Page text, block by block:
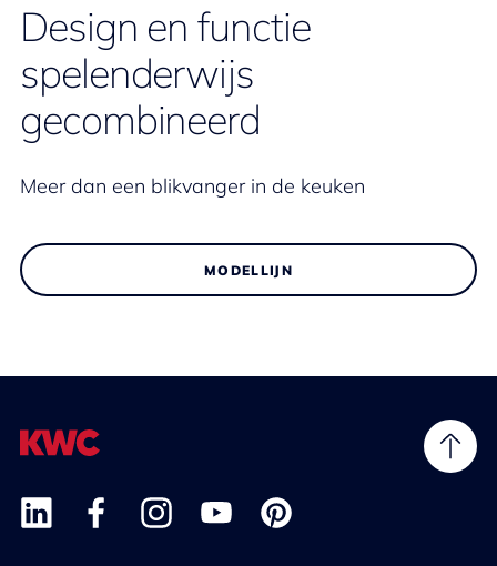
Design en functie
spelenderwijs
gecombineerd
Meer dan een blikvanger in de keuken
MODELLIJN